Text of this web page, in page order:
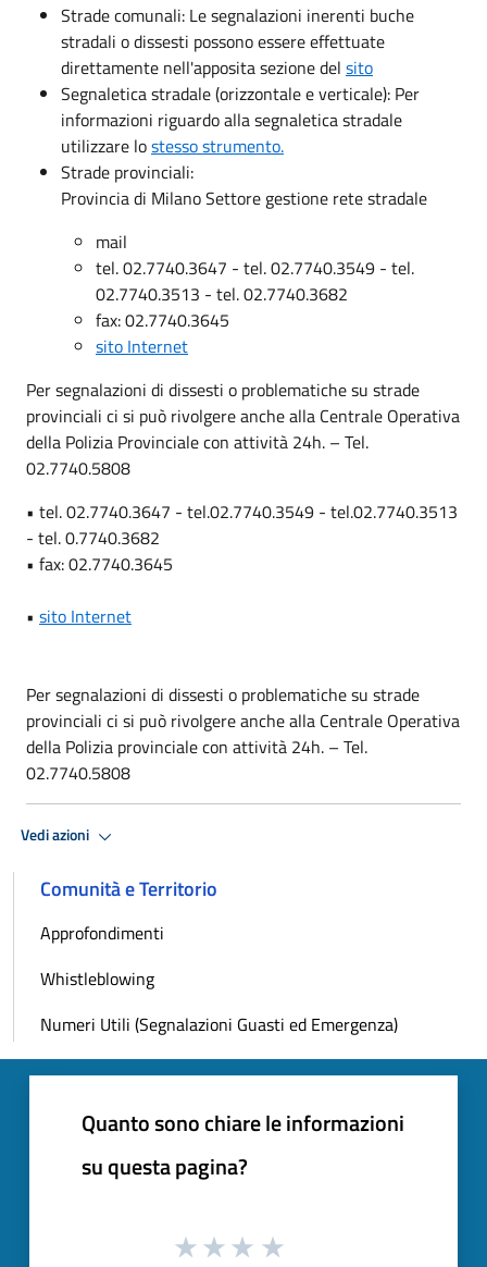
Strade comunali: Le segnalazioni inerenti buche
stradali o dissesti possono essere effettuate
direttamente nell'apposita sezione del sito
Segnaletica stradale (orizzontale e verticale): Per
informazioni riguardo alla segnaletica stradale
utilizzare lostesso strumento.
Strade provinciali:
Provincia di Milano Settore gestione rete stradale
mail
tel. 02.7740.3647 - tel. 02.7740.3549 - tel.
02.7740.3513 - tel. 02.7740.3682
fax: 02.7740.3645
sito Internet
Per segnalazioni di dissesti o problematiche su strade
provinciali ci si può rivolgere anche alla Centrale Operativa
della Polizia Provinciale con attività 24h. – Tel.
02.7740.5808
• tel. 02.7740.3647 - tel.02.7740.3549 - tel.02.7740.3513
- tel. 0.7740.3682
• fax: 02.7740.3645
• sito Internet
Per segnalazioni di dissesti o problematiche su strade
provinciali ci si può rivolgere anche alla Centrale Operativa
della Polizia provinciale con attività 24h. – Tel.
02.7740.5808
Vedi azioni
Comunità e Territorio
Approfondimenti
Whistleblowing
Numeri Utili (Segnalazioni Guasti ed Emergenza)
Quanto sono chiare le informazioni
su questa pagina?